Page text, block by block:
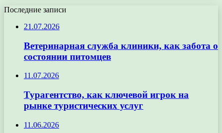
Последние записи
21.07.2026
Ветеринарная служба клиники, как забота о
состоянии питомцев
11.07.2026
Турагентство, как ключевой игрок на
рынке туристических услуг
11.06.2026